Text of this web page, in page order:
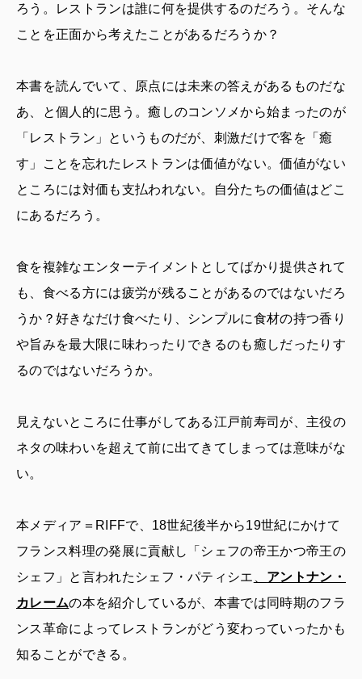
ろう。レストランは誰に何を提供するのだろう。そんな
ことを正面から考えたことがあるだろうか？
本書を読んでいて、原点には未来の答えがあるものだな
あ、と個人的に思う。癒しのコンソメから始まったのが
「レストラン」というものだが、刺激だけで客を「癒
す」ことを忘れたレストランは価値がない。価値がない
ところには対価も支払われない。自分たちの価値はどこ
にあるだろう。
食を複雑なエンターテイメントとしてばかり提供されて
も、食べる方には疲労が残ることがあるのではないだろ
うか？好きなだけ食べたり、シンプルに食材の持つ香り
や旨みを最大限に味わったりできるのも癒しだったりす
るのではないだろうか。
見えないところに仕事がしてある江戸前寿司が、主役の
ネタの味わいを超えて前に出てきてしまっては意味がな
い。
本メディア＝RIFFで、18世紀後半から19世紀にかけて
フランス料理の発展に貢献し「シェフの帝王かつ帝王の
シェフ」と言われたシェフ・パティシエ
アントナン・
カレームの本を紹介しているが、本書では同時期のフラ
ンス革命によってレストランがどう変わっていったかも
知ることができる。